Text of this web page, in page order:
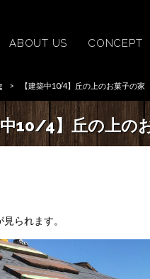
ABOUT US CONCEPT
> 【建築中10/4】丘の上のお菓子の家
中10/4】丘の上の
られます。